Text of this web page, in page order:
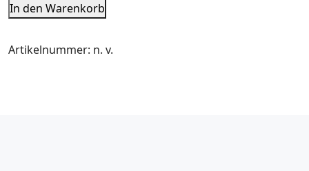
In den Warenkorb
Artikelnummer: n. v.